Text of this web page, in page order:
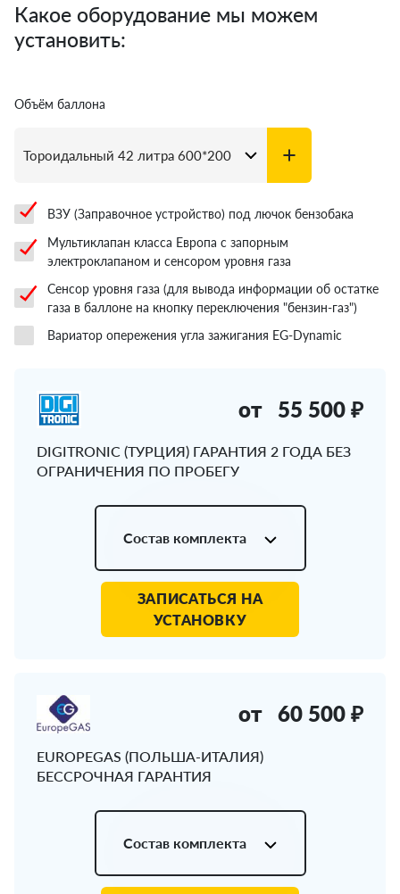
Какое оборудование мы можем
установить:
Объём баллона
ВЗУ (Заправочное устройство) под лючок бензобака
Мультиклапан класса Европа с запорным
электроклапаном и сенсором уровня газа
Сенсор уровня газа (для вывода информации об остатке
газа в баллоне на кнопку переключения "бензин-газ")
Вариатор опережения угла зажигания EG-Dynamic
DIGITRONIC (ТУРЦИЯ) ГАРАНТИЯ 2 ГОДА БЕЗ
ОГРАНИЧЕНИЯ ПО ПРОБЕГУ
от 55 500 ₽
Состав комплекта
ЗАПИСАТЬСЯ НА
УСТАНОВКУ
EUROPEGAS (ПОЛЬША-ИТАЛИЯ)
БЕССРОЧНАЯ ГАРАНТИЯ
от 60 500 ₽
Состав комплекта